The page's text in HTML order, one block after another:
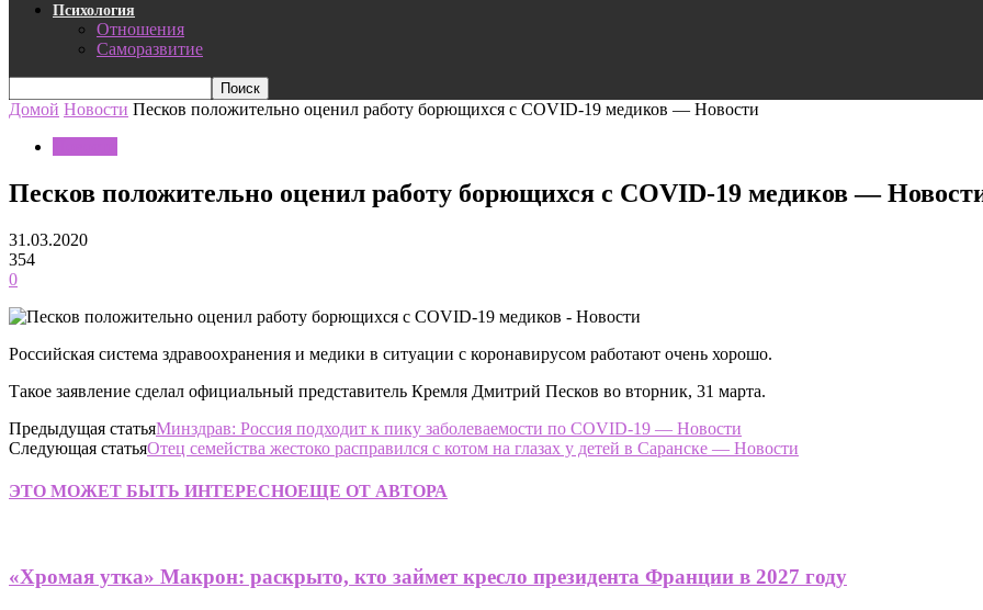
Психология
Отношения
Саморазвитие
Домой Новости Песков положительно оценил работу борющихся с COVID-19 медиков — Новости
Песков положительно оценил работу борющихся с COVID-19 медиков —
31.03.2020
354
0
Российская система здравоохранения и медики в ситуации с коронавирусом работают очень хорошо.
Такое заявление сделал официальный представитель Кремля Дмитрий Песков во вторник, 31 марта.
Предыдущая статьяМинздрав: Россия подходит к пику заболеваемости по COVID-19 — Новости
Следующая статьяОтец семейства жестоко расправился с котом на глазах у детей в Саранске — Новости
ЭТО МОЖЕТ БЫТЬ ИНТЕРЕСНОЕЩЕ ОТ АВТОРА
«Хромая утка» Макрон: раскрыто, кто займет кресло президента Франции в 2027 году